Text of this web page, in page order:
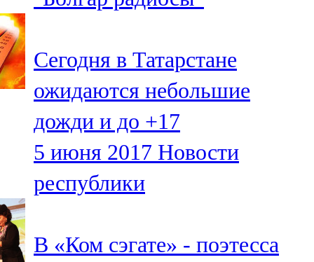
Сегодня в Татарстане
ожидаются небольшие
дожди и до +17
5 июня 2017 Новости
республики
В «Ком сэгате» - поэтесса